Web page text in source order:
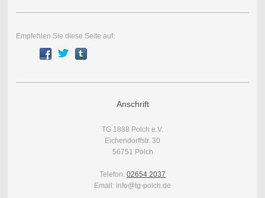
Empfehlen Sie diese Seite auf:
Anschrift
TG 1888 Polch e.V.
Eichendorffstr. 30
56751 Polch
Telefon: 02654 2037
Email: info@tg-polch.de